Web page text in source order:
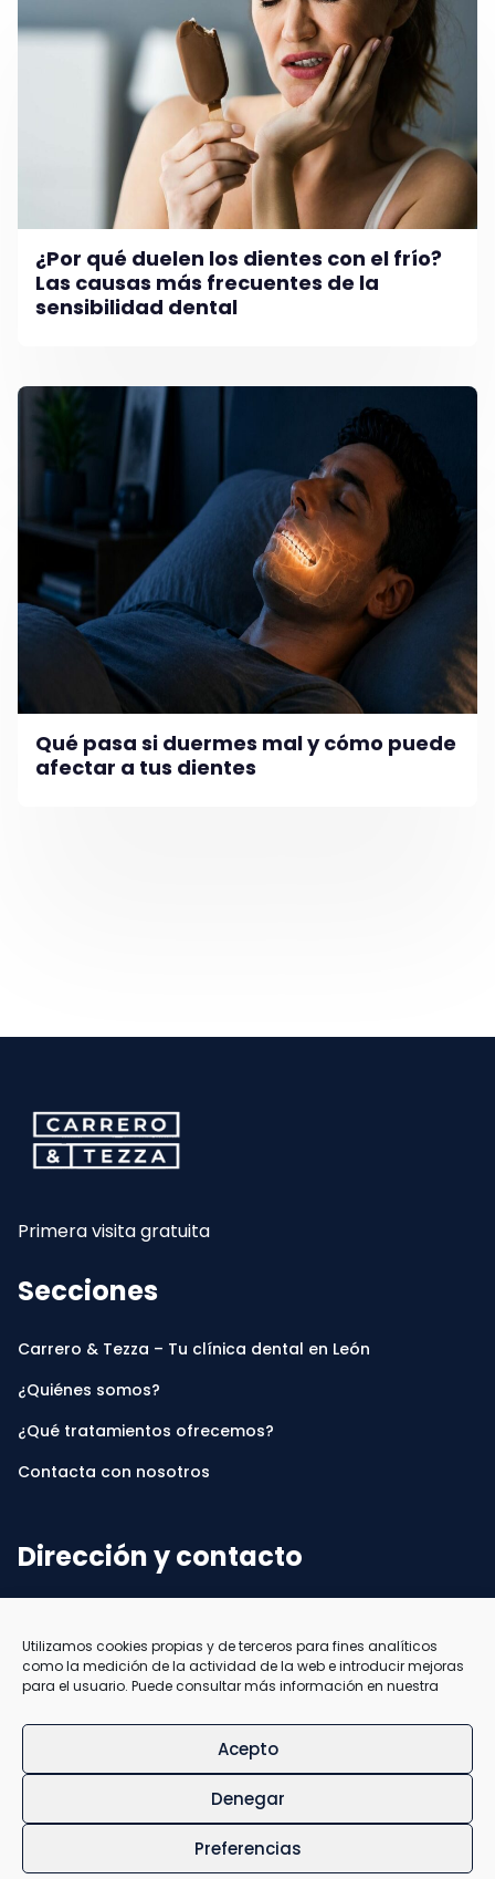
Utilizamos cookies propias y de terceros para fines analíticos
como la medición de la actividad de la web e introducir mejoras
para el usuario. Puede consultar más información en nuestra
Acepto
Denegar
Preferencias
¿Por qué duelen los dientes con el frío?
Las causas más frecuentes de la
sensibilidad dental
Qué pasa si duermes mal y cómo puede
afectar a tus dientes
Primera visita gratuita
Secciones
Carrero & Tezza – Tu clínica dental en León
¿Quiénes somos?
¿Qué tratamientos ofrecemos?
Contacta con nosotros
Dirección y contacto
987955018
© Carrero & Tezza 2026
info@carreroytezzadental.es